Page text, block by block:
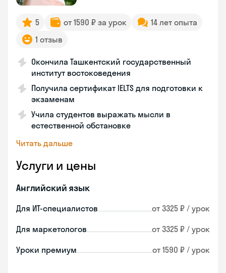
5 от 1590 ₽ за урок
14 лет опыта
1 отзыв
Окончила Ташкентский государственный
институт востоковедения
Получила сертификат IELTS для подготовки к
экзаменам
Учила студентов выражать мысли в
естественной обстановке
Читать дальше
Услуги и цены
Английский язык
Для ИТ-специалистов от 3325 ₽ / урок
Для маркетологов от 3325 ₽ / урок
Уроки премиум от 1590 ₽ / урок